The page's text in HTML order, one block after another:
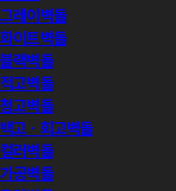
그레이벽돌
화이트벽돌
블랙벽돌
적고벽돌
청고벽돌
백고ㆍ회고벽돌
컬러벽돌
가공벽돌